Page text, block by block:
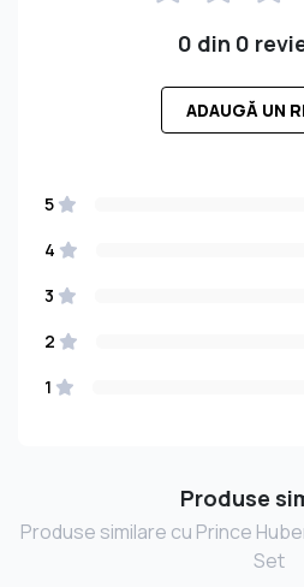
0 din 0
ADAUGĂ UN
5
4
3
2
1
Produse
Produse similare cu Prince
Set